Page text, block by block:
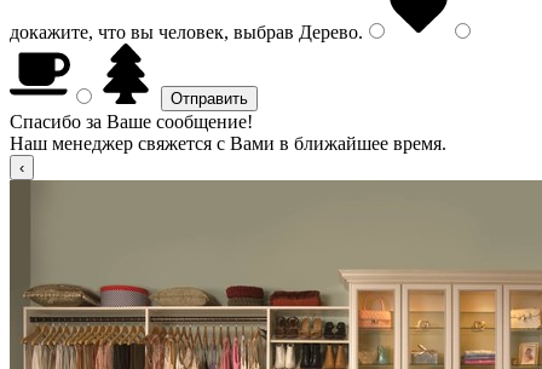
докажите, что вы человек, выбрав Дерево.
Спасибо за Ваше сообщение!
Наш менеджер свяжется с Вами в ближайшее время.